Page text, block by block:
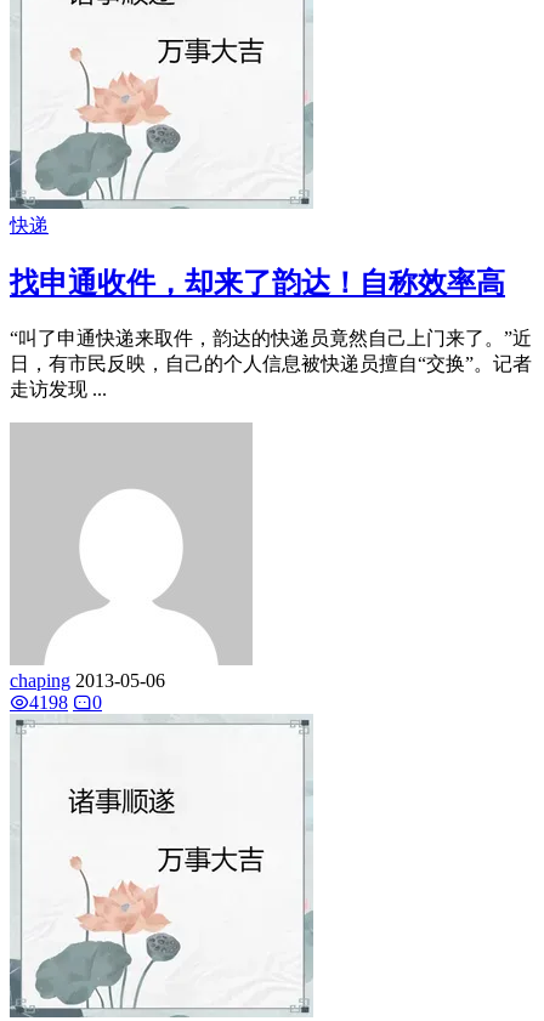
快递
找申通收件，却来了韵达！自称效率高
“叫了申通快递来取件，韵达的快递员竟然自己上门来了。”近
日，有市民反映，自己的个人信息被快递员擅自“交换”。记者
走访发现 ...
chaping 2013-05-06
4198
0